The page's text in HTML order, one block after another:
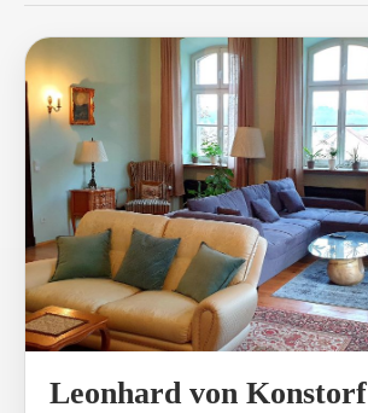
Leonhard von Konstorf